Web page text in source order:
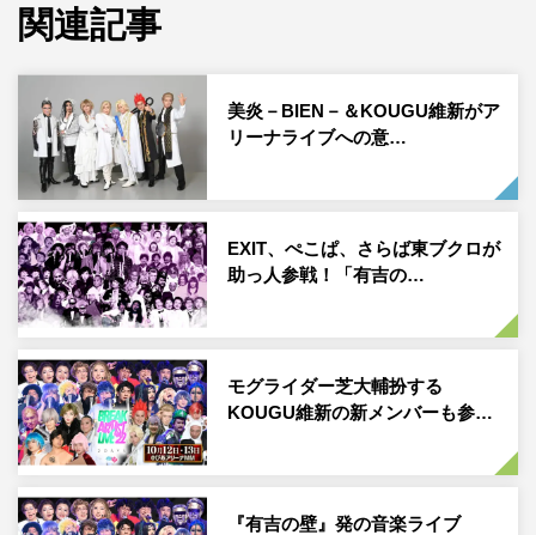
系ヴィジュアルバンド「美炎-BIEN-」（チョコレートプラ
ネット／パンサー・菅良太郎、向井慧）などが出演。2組
のマッシュアップ曲も披露したほか、ヒップホップユニッ
ト「親戚乃家」（空気階段・かが屋）と「TOPPA THE
FILE CREW」（EXIT・ぺこぱ）の一夜限りのコラボも。
Day2では、ダンス＆ボーカルグループ「ぷらもでる。」
（きつね／空気階段・水川かたまり）の衝撃の新メンバー
加入や、佐藤栞里扮する伝説のスーパースターの登場で会
場を沸かせた「おたから塚歌劇団うめ組」（阿佐ヶ谷姉妹
／ヒコロヒー／パーパー・あいなぷぅ／吉住／椿鬼奴）に
よる、赤字覚悟の超豪華なステージも必見。無謀にも2日
間全く違うセットリストで展開した、人気芸人たちによ
る”お笑いと音楽の夢の祭典”が完全収録されている。
を収録し、かが屋・加賀翔と壁スタッフの撮影による、オ
関連記事
美炎－BIEN－＆KOUGU維新がア
リーナライブへの意…
EXIT、ぺこぱ、さらば東ブクロが
助っ人参戦！「有吉の…
モグライダー芝大輔扮する
KOUGU維新の新メンバーも参…
『有吉の壁』発の音楽ライブ